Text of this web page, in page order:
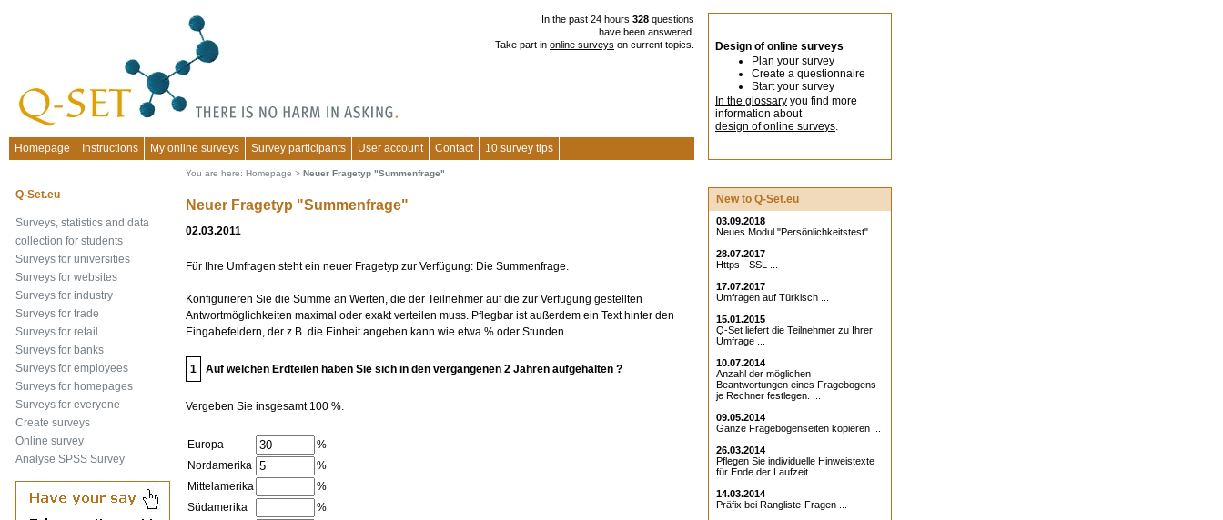
In the past 24 hours 328 questions
have been answered.
Take part in online surveys on current topics.
Design of online surveys
Plan your survey
Create a questionnaire
Start your survey
In the glossary you find more
information about
design of online surveys.
Homepage
Instructions My online surveys Survey participants User account Contact 10 survey tips
You are here: Homepage > Neuer Fragetyp "Summenfrage"
Neuer Fragetyp "Summenfrage"
02.03.2011
Für Ihre Umfragen steht ein neuer Fragetyp zur Verfügung: Die Summenfrage.
Konfigurieren Sie die Summe an Werten, die der Teilnehmer auf die zur Verfügung gestellten
Antwortmöglichkeiten maximal oder exakt verteilen muss. Pflegbar ist außerdem ein Text hinter den
Eingabefeldern, der z.B. die Einheit angeben kann wie etwa % oder Stunden.
1 Auf welchen Erdteilen haben Sie sich in den vergangenen 2 Jahren aufgehalten ?
Vergeben Sie insgesamt 100 %.
Europa
%
Nordamerika
%
Mittelamerika
%
Südamerika
%
New to Q-Set.eu
03.09.2018
Neues Modul "Persönlichkeitstest" ...
28.07.2017
Https - SSL ...
17.07.2017
Umfragen auf Türkisch ...
15.01.2015
Q-Set liefert die Teilnehmer zu Ihrer
Umfrage ...
10.07.2014
Anzahl der möglichen
Beantwortungen eines Fragebogens
je Rechner festlegen. ...
09.05.2014
Ganze Fragebogenseiten kopieren ...
26.03.2014
Pflegen Sie individuelle Hinweistexte
für Ende der Laufzeit. ...
14.03.2014
Präfix bei Rangliste-Fragen ...
Q-Set.eu
Surveys, statistics and data
collection for students
Surveys for universities
Surveys for websites
Surveys for industry
Surveys for trade
Surveys for retail
Surveys for banks
Surveys for employees
Surveys for homepages
Surveys for everyone
Create surveys
Online survey
Analyse SPSS Survey